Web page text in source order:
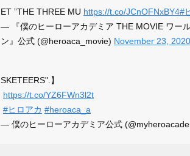
ET ”THE THREE MU https://t.co/JCnOFNxBY4#
— 『僕のヒーローアカデミア THE MOVIE ワー
ン』公式 (@heroaca_movie) November 23, 2020
SKETEERS".】
https://t.co/YZ6FWn3l2t
#ヒロアカ #heroaca_a
— 僕のヒーローアカデミア公式